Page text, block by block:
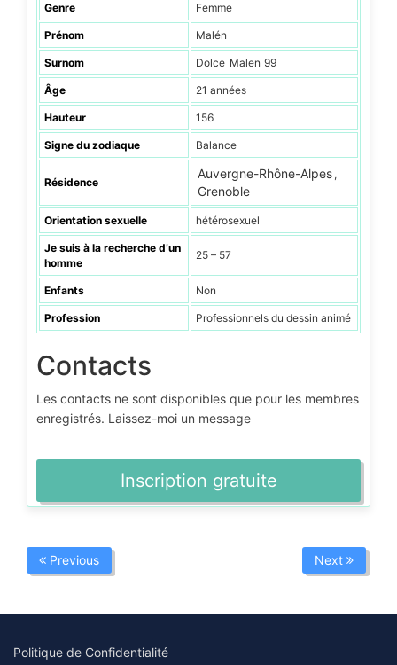
Genre Femme
Prénom Malén
Surnom Dolce_Malen_99
Âge 21 années
Hauteur 156
Signe du zodiaque Balance
Résidence
Auvergne-Rhône-Alpes ,
Grenoble
Orientation sexuelle hétérosexuel
Je suis à la recherche d’un
homme
25 – 57
Enfants Non
Profession Professionnels du dessin animé
Contacts
Les contacts ne sont disponibles que pour les membres
enregistrés. Laissez-moi un message
Inscription gratuite
Previous Next
Politique de Confidentialité